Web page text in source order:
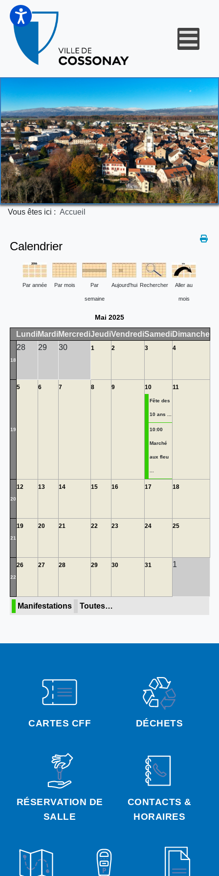
Vous êtes ici : Accueil
CARTES CFF DÉCHETS
RÉSERVATION DE
SALLE
CONTACTS &
HORAIRES
Calendrier
Par année Par mois Par
semaine
Aujourd'hui Rechercher Aller au
mois
Mai 2025
LundiMardiMercrediJeudiVendrediSamediDimanche
18
28 29 30 1 2 3 4
19
5 6 7 8 9 10
Fête des
10 ans ...
10:00
Marché
aux fleu
...
11
20
12 13 14 15 16 17 18
21
19 20 21 22 23 24 25
22
26 27 28 29 30 31 1
Manifestations Toutes…